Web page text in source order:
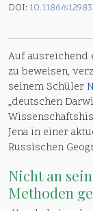
DOI: 10.1186/
Auf ausreichend
zu beweisen,
seinem Schüler
„deutschen
Jena in einer
Russischen
Nicht an
Methoden